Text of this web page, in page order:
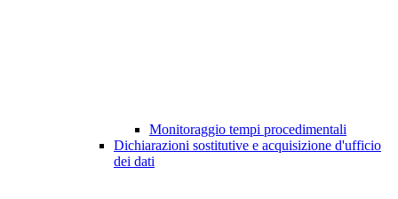
Monitoraggio tempi procedimentali
Dichiarazioni sostitutive e acquisizione d'ufficio
dei dati